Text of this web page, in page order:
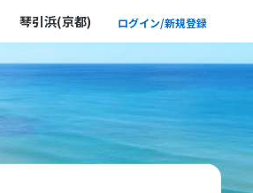
琴引浜(京都) ログイン/新規登録